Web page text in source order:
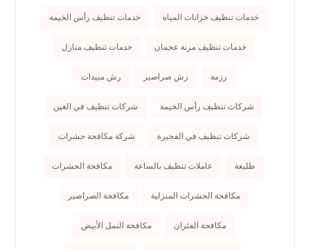
خدمات تنظيف خزانات المياه خدمات تنظيف رأس الخيمة
خدمات تنظيف مرنة عجمان خدمات تنظيف منازل
رزمة رش صراصير رش مبيدات
شركات تنظيف رأس الخيمة شركات تنظيف في العين
شركات تنظيف في الفجيرة شركة مكافحة حشرات
طليعة عاملات تنظيف بالساعة مكافحة الحشرات
مكافحة الحشرات المنزلية مكافحة الصراصير
مكافحة الفئران مكافحة النمل الأبيض